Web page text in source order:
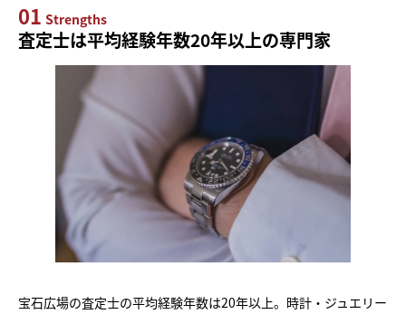
01 Strengths
査定士は平均経験年数20年以上の専門家
宝石広場の査定士の平均経験年数は20年以上。時計・ジュエリー